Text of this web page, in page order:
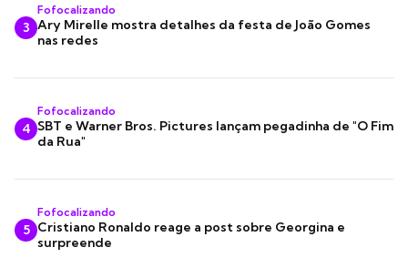
3
Fofocalizando
Ary Mirelle mostra detalhes da festa de João Gomes
nas redes
4
Fofocalizando
SBT e Warner Bros. Pictures lançam pegadinha de "O Fim
da Rua"
5
Fofocalizando
Cristiano Ronaldo reage a post sobre Georgina e
surpreende